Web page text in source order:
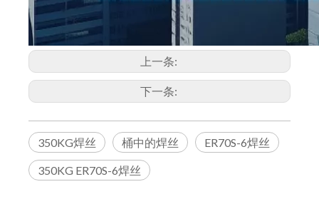
上一条:
下一条:
350KG焊丝 桶中的焊丝 ER70S-6焊丝
350KG ER70S-6焊丝